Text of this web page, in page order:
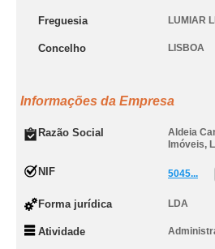
Freguesia LUMIAR
Concelho LISBOA
Informações da Empresa
Razão Social
Aldeia
Imóveis,
NIF 5045...
Forma jurídica LDA
Atividade